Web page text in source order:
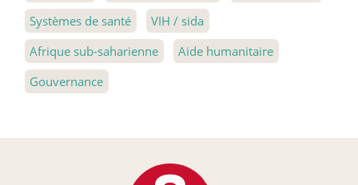
Systèmes de santé
VIH / sida
Afrique sub-saharienne
Aide humanitaire
Gouvernance